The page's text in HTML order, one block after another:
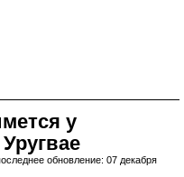
у
обновление: 07 декабря